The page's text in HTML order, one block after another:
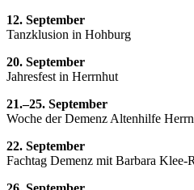
12. September
Tanzklusion in Hohburg
20. September
Jahresfest in Herrnhut
21.–25. September
Woche der Demenz Altenhilfe
22. September
Fachtag Demenz mit Barbara Klee-